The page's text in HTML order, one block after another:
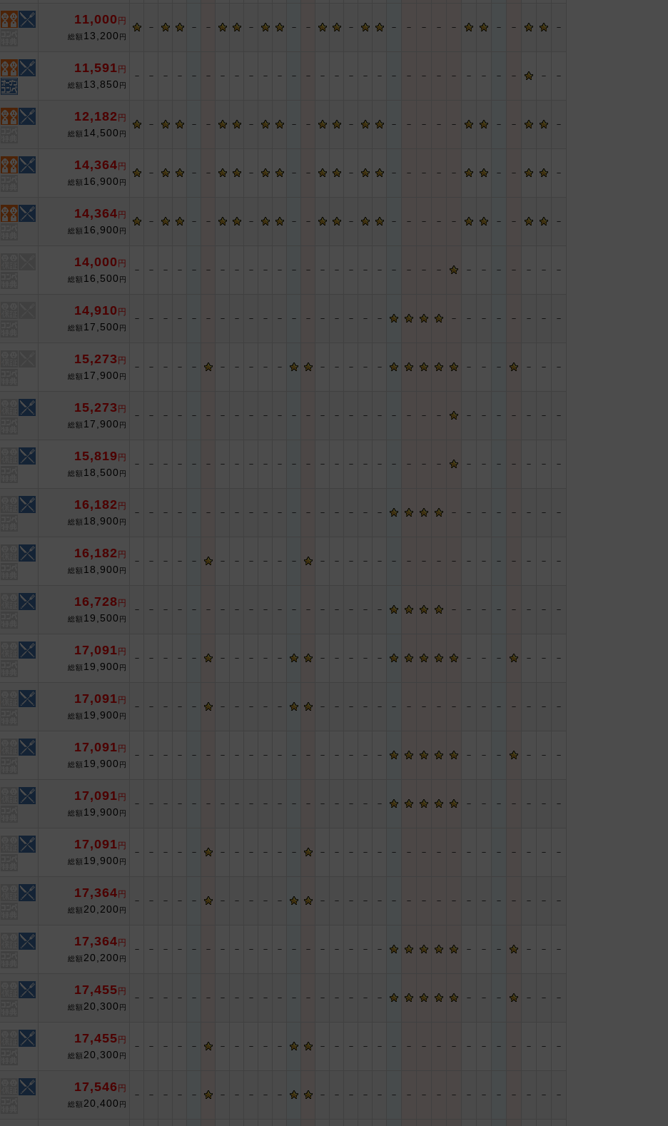
11,000 円
総額 13,200 円
－ － － － － － － － － － － － － － －
11,591 円
総額 13,850 円
－ － － － － － － － － － － － － － － － － － － － － － － － － － － － －
12,182 円
総額 14,500 円
－ － － － － － － － － － － － － － －
14,364 円
総額 16,900 円
－ － － － － － － － － － － － － － －
14,364 円
総額 16,900 円
－ － － － － － － － － － － － － － －
14,000 円
総額 16,500 円
－ － － － － － － － － － － － － － － － － － － － － － － － － － － － －
14,910 円
総額 17,500 円
－ － － － － － － － － － － － － － － － － － － － － － － － － －
15,273 円
総額 17,900 円
－ － － － － － － － － － － － － － － － － － － － －
15,273 円
総額 17,900 円
－ － － － － － － － － － － － － － － － － － － － － － － － － － － － －
15,819 円
総額 18,500 円
－ － － － － － － － － － － － － － － － － － － － － － － － － － － － －
16,182 円
総額 18,900 円
－ － － － － － － － － － － － － － － － － － － － － － － － － －
16,182 円
総額 18,900 円
－ － － － － － － － － － － － － － － － － － － － － － － － － － － －
16,728 円
総額 19,500 円
－ － － － － － － － － － － － － － － － － － － － － － － － － －
17,091 円
総額 19,900 円
－ － － － － － － － － － － － － － － － － － － － －
17,091 円
総額 19,900 円
－ － － － － － － － － － － － － － － － － － － － － － － － － － －
17,091 円
総額 19,900 円
－ － － － － － － － － － － － － － － － － － － － － － － －
17,091 円
総額 19,900 円
－ － － － － － － － － － － － － － － － － － － － － － － － －
17,091 円
総額 19,900 円
－ － － － － － － － － － － － － － － － － － － － － － － － － － － －
17,364 円
総額 20,200 円
－ － － － － － － － － － － － － － － － － － － － － － － － － － －
17,364 円
総額 20,200 円
－ － － － － － － － － － － － － － － － － － － － － － － －
17,455 円
総額 20,300 円
－ － － － － － － － － － － － － － － － － － － － － － － －
17,455 円
総額 20,300 円
－ － － － － － － － － － － － － － － － － － － － － － － － － － －
17,546 円
総額 20,400 円
－ － － － － － － － － － － － － － － － － － － － － － － － － － －